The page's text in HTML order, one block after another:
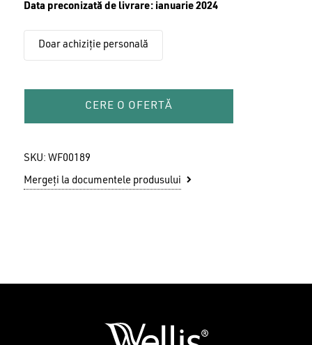
Nu ai niciun produs în coș.
Data preconizată de livrare: ianuarie 2024
Doar achiziție personală
CERE O OFERTĂ
SKU: WF00189
Mergeți la documentele produsului